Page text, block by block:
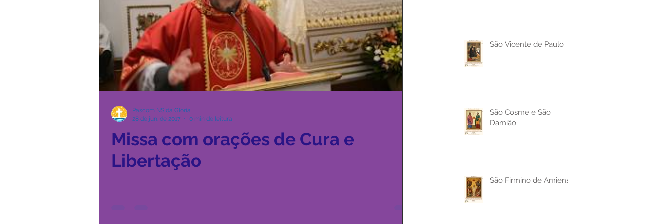
Missa com orações de Cura e
Libertação
Pascom NS da Gloria
28 de jun. de 2017
0 min de leitura
São Vicente de Paulo
São Cosme e São
Damião
São Firmino de Amiens